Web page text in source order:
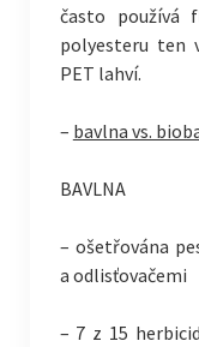
často používá
polyesteru ten
PET lahví.
– bavlna vs.
BAVLNA
– ošetřována
a odlisťovačemi
– 7 z 15